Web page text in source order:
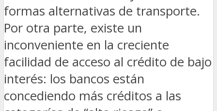
formas alternativas de transporte.
Por otra parte, existe un
inconveniente en la creciente
facilidad de acceso al crédito de bajo
interés: los bancos están
concediendo más créditos a las